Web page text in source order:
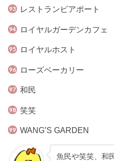
レストランビアポート
ロイヤルガーデンカフェ
ロイヤルホスト
ローズベーカリー
和民
笑笑
WANG’S GARDEN
魚民や笑笑、和